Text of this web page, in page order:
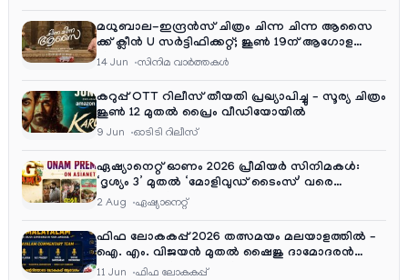
മധുബാല-ഇന്ദ്രൻസ് ചിത്രം ചിന്ന ചിന്ന ആസൈ
ക്ക് ക്ലീൻ U സർട്ടിഫിക്കറ്റ്; ജൂൺ 19ന് ആഗോള
റിലീസ്
14 Jun സിനിമ വാര്‍ത്തകള്‍
കറുപ്പ് OTT റിലീസ് തീയതി പ്രഖ്യാപിച്ചു – സൂര്യ ചിത്രം
ജൂൺ 12 മുതൽ പ്രൈം വീഡിയോയിൽ
9 Jun ഓടിടി റിലീസ്
ഏഷ്യാനെറ്റ് ഓണം 2026 പ്രീമിയർ സിനിമകൾ:
‘ദൃശ്യം 3’ മുതൽ ‘മോളിവുഡ് ടൈംസ്’ വരെ
ആഘോഷ വിരുന്ന്
2 Aug ഏഷ്യാനെറ്റ്‌
ഫിഫ ലോകകപ്പ് 2026 തത്സമയം മലയാളത്തിൽ –
ഐ. എം. വിജയൻ മുതൽ ഷൈജു ദാമോദരൻ
വരെ കമന്ററി സംഘത്തിൽ
11 Jun ഫിഫ ലോകകപ്പ്